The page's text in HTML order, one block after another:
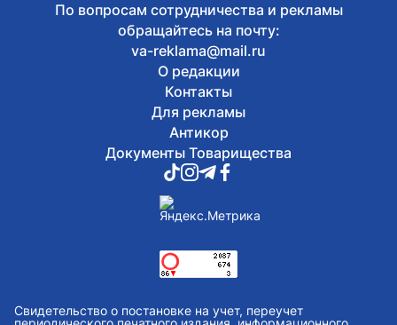
По вопросам сотрудничества и рекламы
обращайтесь на почту:
va-reklama@mail.ru
О редакции
Контакты
Для рекламы
Антикор
Документы Товарищества
Свидетельство о постановке на учет, переучет